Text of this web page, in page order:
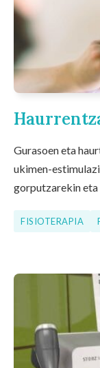
Gurasoen eta
ukimen-
gorputzarekin eta
FISIOTERAPIA